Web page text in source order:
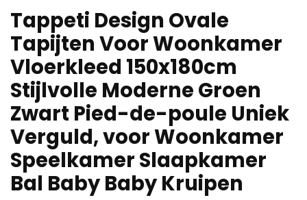
Tappeti Design Ovale
Tapijten Voor Woonkamer
Vloerkleed 150x180cm
Stijlvolle Moderne Groen
Zwart Pied-de-poule Uniek
Verguld, voor Woonkamer
Speelkamer Slaapkamer
Bal Baby Baby Kruipen